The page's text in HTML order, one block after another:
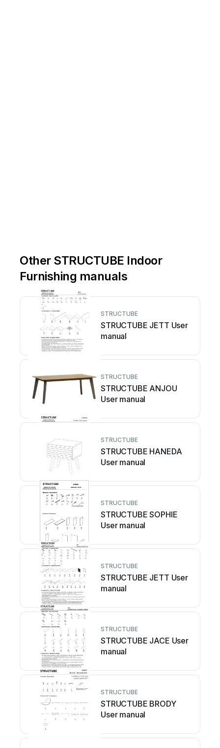
Other STRUCTUBE Indoor
Furnishing manuals
STRUCTUBE
STRUCTUBE JETT User
manual
STRUCTUBE
STRUCTUBE ANJOU
User manual
STRUCTUBE
STRUCTUBE HANEDA
User manual
STRUCTUBE
STRUCTUBE SOPHIE
User manual
STRUCTUBE
STRUCTUBE JETT User
manual
STRUCTUBE
STRUCTUBE JACE User
manual
STRUCTUBE
STRUCTUBE BRODY
User manual